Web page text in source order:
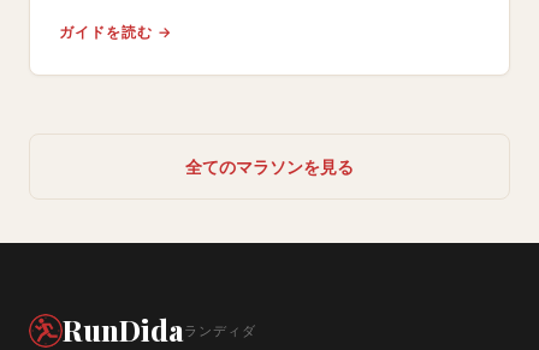
直行便で日本人ランナー向けに比較。
ガイドを読む →
全てのマラソンを見る
RunDidaランディダ